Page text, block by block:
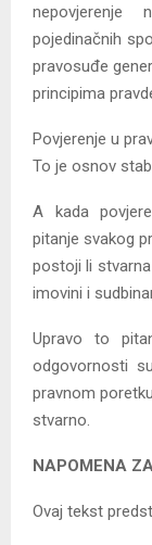
nepovjerenje
pojedinačnih
pravosuđe
principima
Povjerenje u
To je osnov
A kada
pitanje svakog
postoji li
imovini i
Upravo to
odgovornosti
pravnom
stvarno.
NAPOMENA
Ovaj tekst